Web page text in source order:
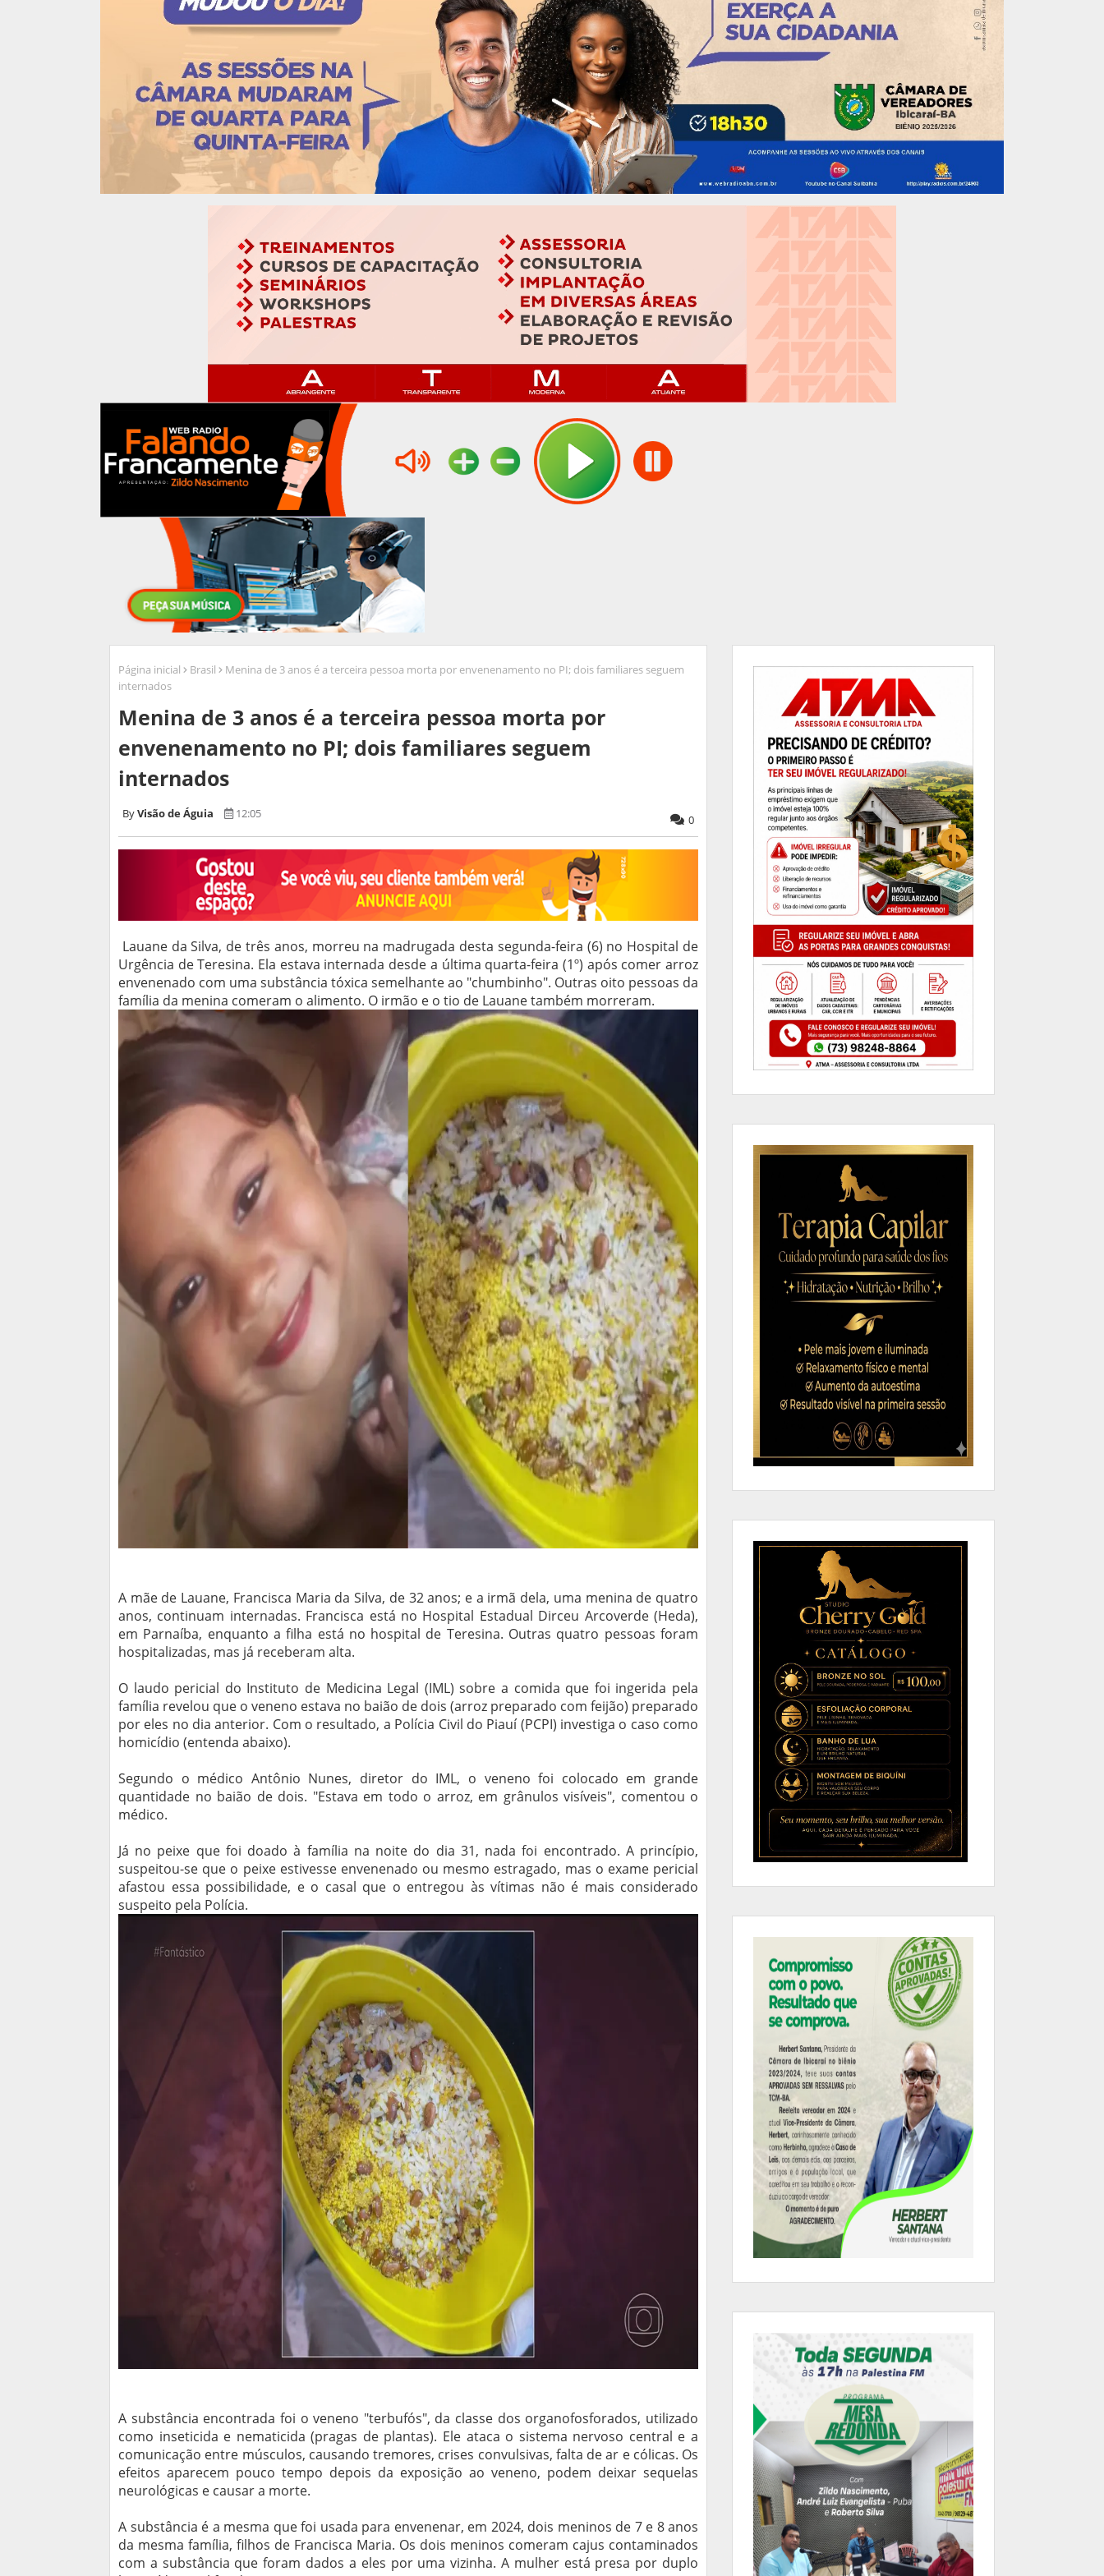
Página inicial Brasil
Menina de 3 anos é a terceira pessoa morta por envenenamento no PI; dois familiares seguem
internados
Menina de 3 anos é a terceira pessoa morta por
envenenamento no PI; dois familiares seguem
internados
Visão de Águia 12:05 0
Lauane da Silva, de três anos, morreu na madrugada desta segunda-feira (6) no Hospital de
Urgência de Teresina. Ela estava internada desde a última quarta-feira (1º) após comer arroz
envenenado com uma substância tóxica semelhante ao "chumbinho". Outras oito pessoas da
família da menina comeram o alimento. O irmão e o tio de Lauane também morreram.
A mãe de Lauane, Francisca Maria da Silva, de 32 anos; e a irmã dela, uma menina de quatro
anos, continuam internadas. Francisca está no Hospital Estadual Dirceu Arcoverde (Heda),
em Parnaíba, enquanto a filha está no hospital de Teresina. Outras quatro pessoas foram
hospitalizadas, mas já receberam alta.
O laudo pericial do Instituto de Medicina Legal (IML) sobre a comida que foi ingerida pela
família revelou que o veneno estava no baião de dois (arroz preparado com feijão) preparado
por eles no dia anterior. Com o resultado, a Polícia Civil do Piauí (PCPI) investiga o caso como
homicídio (entenda abaixo).
Segundo o médico Antônio Nunes, diretor do IML, o veneno foi colocado em grande
quantidade no baião de dois. "Estava em todo o arroz, em grânulos visíveis", comentou o
médico.
Já no peixe que foi doado à família na noite do dia 31, nada foi encontrado. A princípio,
suspeitou-se que o peixe estivesse envenenado ou mesmo estragado, mas o exame pericial
afastou essa possibilidade, e o casal que o entregou às vítimas não é mais considerado
suspeito pela Polícia.
A substância encontrada foi o veneno "terbufós", da classe dos organofosforados, utilizado
como inseticida e nematicida (pragas de plantas). Ele ataca o sistema nervoso central e a
comunicação entre músculos, causando tremores, crises convulsivas, falta de ar e cólicas. Os
efeitos aparecem pouco tempo depois da exposição ao veneno, podem deixar sequelas
neurológicas e causar a morte.
A substância é a mesma que foi usada para envenenar, em 2024, dois meninos de 7 e 8 anos
da mesma família, filhos de Francisca Maria. Os dois meninos comeram cajus contaminados
com a substância que foram dados a eles por uma vizinha. A mulher está presa por duplo